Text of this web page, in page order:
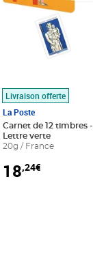
au panier
Livraison offerte
La Poste
Carnet de 12 timbres
Lettre verte
20g / France
18,24€